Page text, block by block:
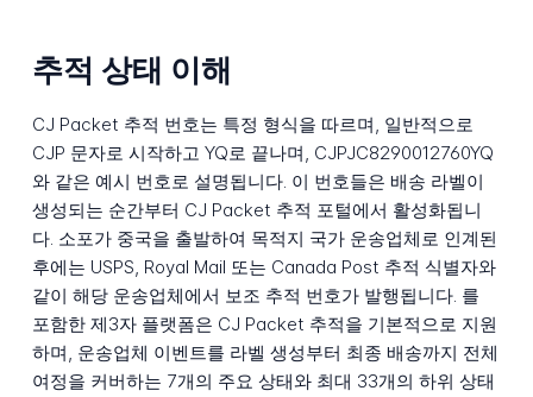
추적 상태 이해
CJ Packet 추적 번호는 특정 형식을 따르며, 일반적으로
CJP 문자로 시작하고 YQ로 끝나며, CJPJC8290012760YQ
와 같은 예시 번호로 설명됩니다. 이 번호들은 배송 라벨이
생성되는 순간부터 CJ Packet 추적 포털에서 활성화됩니
다. 소포가 중국을 출발하여 목적지 국가 운송업체로 인계된
후에는 USPS, Royal Mail 또는 Canada Post 추적 식별자와
같이 해당 운송업체에서 보조 추적 번호가 발행됩니다. 를
포함한 제3자 플랫폼은 CJ Packet 추적을 기본적으로 지원
하며, 운송업체 이벤트를 라벨 생성부터 최종 배송까지 전체
여정을 커버하는 7개의 주요 상태와 최대 33개의 하위 상태